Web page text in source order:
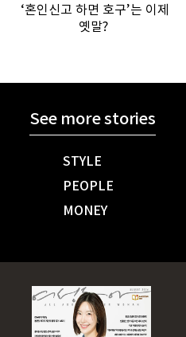
‘혼인신고 하면 호구’는 이제
옛말?
See more stories
STYLE
PEOPLE
MONEY